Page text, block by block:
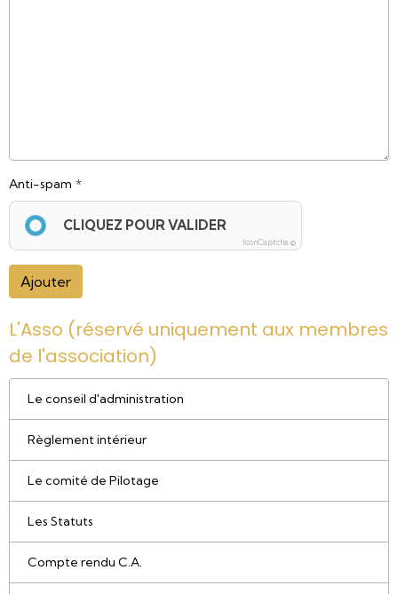
Anti-spam
CLIQUEZ POUR VALIDER
IconCaptcha ©
Ajouter
L'Asso (réservé uniquement aux membres
de l'association)
Le conseil d'administration
Règlement intérieur
Le comité de Pilotage
Les Statuts
Compte rendu C.A.